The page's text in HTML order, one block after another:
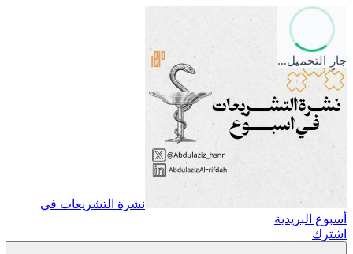
جارٍ التحميل…
نشرة التشريعات في
أسبوع البريدية
اشترك